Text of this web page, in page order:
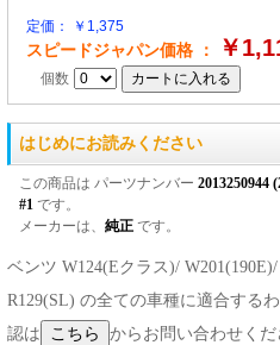
定価： ￥1,375
スピードジャパン価格 ： ￥
個数
はじめにお読みください
この商品は パーツナンバー 2013250944
#1 です。
メーカーは、 純正 です。
ベンツ W124(Eクラス)/
R129(SL) の全ての車種に適合する
認は
からお問い合わせくだ